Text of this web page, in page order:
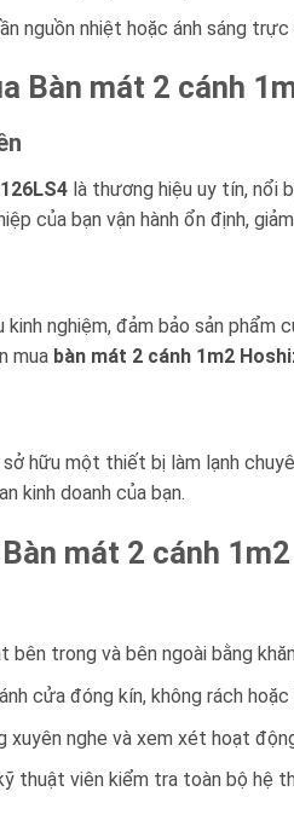
nguồn nhiệt hoặc ánh sáng
Bàn mát 2 cánh
là thương hiệu uy tín, nổi
của bạn vận hành ổn định,
nghiệm, đảm bảo sản
mua bàn mát 2 cánh 1m2
hữu một thiết bị làm lạnh
kinh doanh của bạn.
mát 2 cánh
trong và bên ngoài bằng
cửa đóng kín, không rách
xuyên nghe và xem xét hoạt
thuật viên kiểm tra toàn bộ hệ